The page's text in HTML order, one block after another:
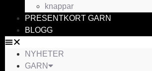
knappar
PRESENTKORT GARN
BLOGG
NYHETER
GARN